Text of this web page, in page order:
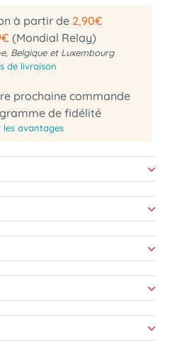
à partir de 2,90€
(Mondial Relay)
Belgique et Luxembourg
de livraison
prochaine commande
de fidélité
les avantages